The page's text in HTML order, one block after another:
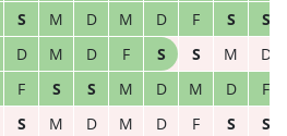
S M D M D F S
S
D M D F S S M
D
F S S M D M D
F
S M D M D F S S